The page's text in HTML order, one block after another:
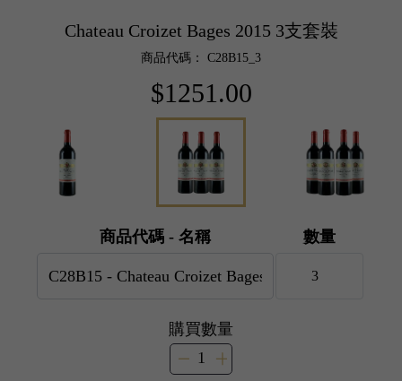
Chateau Croizet Bages 2015 3支套裝
商品代碼： C28B15_3
$1251.00
商品代碼 - 名稱 數量
購買數量